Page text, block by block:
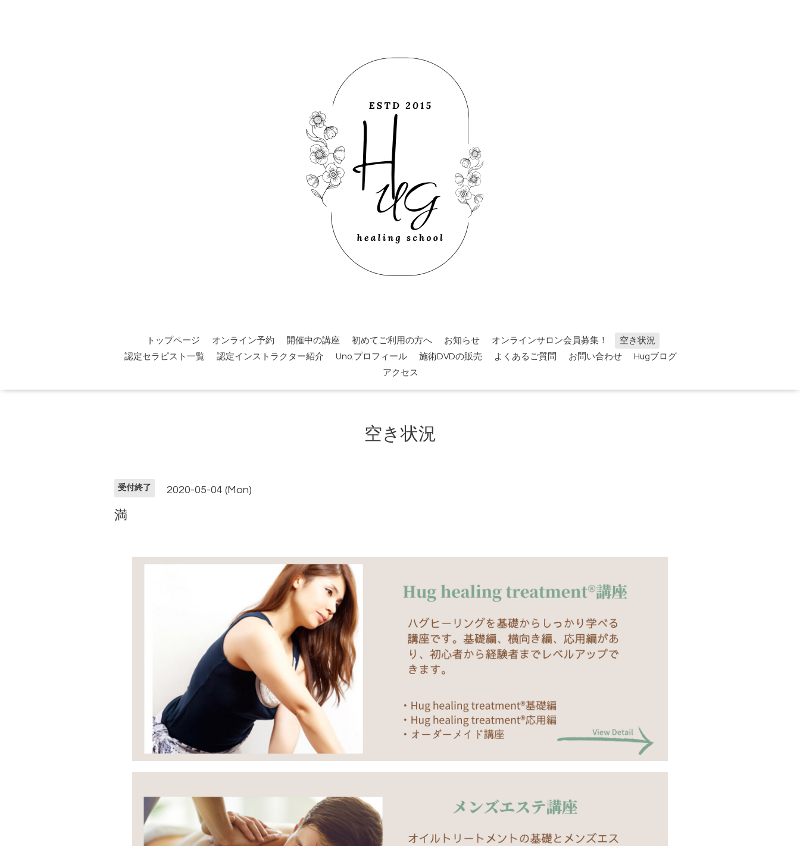
トップページ オンライン予約 開催中の講座 初めてご利用の方へ お知らせ オンラインサロン会員募集！
空き状況
認定セラピスト一覧
認定インストラクター紹介 Uno.プロフィール 施術DVDの販売 よくあるご質問 お問い合わせ
Hugブログ
アクセス
空き状況
受付終了 2020-05-04 (Mon)
満